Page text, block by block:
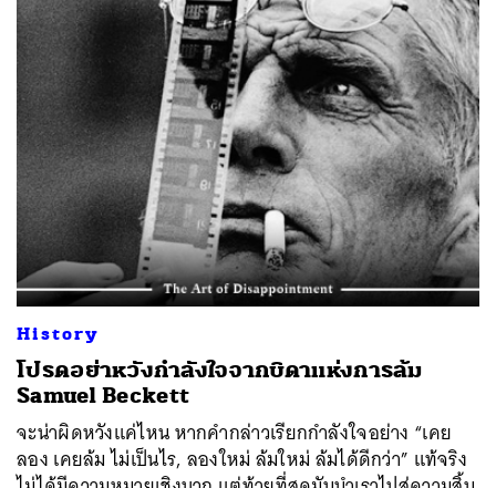
History
โปรดอย่าหวังกำลังใจจากบิดาแห่งการล้ม
Samuel Beckett
จะน่าผิดหวังแค่ไหน หากคำกล่าวเรียกกำลังใจอย่าง “เคย
ลอง เคยล้ม ไม่เป็นไร, ลองใหม่ ล้มใหม่ ล้มได้ดีกว่า” แท้จริง